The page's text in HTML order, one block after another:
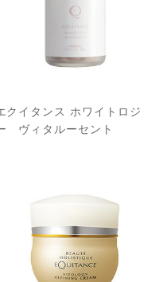
クイタンス ホワイトロジ
ヴィタルーセント